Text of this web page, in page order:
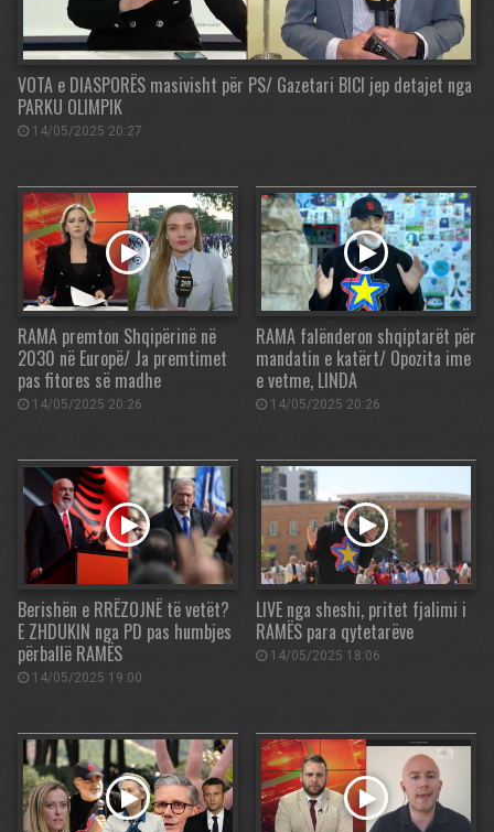
VOTA e DIASPORËS masivisht për PS/ Gazetari BICI jep detajet nga
PARKU OLIMPIK
14/05/2025 20:27
RAMA premton Shqipërinë në
2030 në Europë/ Ja premtimet
pas fitores së madhe
14/05/2025 20:26
RAMA falënderon shqiptarët për
mandatin e katërt/ Opozita ime
e vetme, LINDA
14/05/2025 20:26
Berishën e RRËZOJNË të vetët?
E ZHDUKIN nga PD pas humbjes
përballë RAMËS
14/05/2025 19:00
LIVE nga sheshi, pritet fjalimi i
RAMËS para qytetarëve
14/05/2025 18:06